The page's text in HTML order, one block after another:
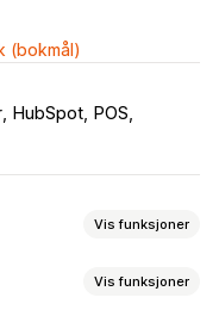
(bokmål)
HubSpot
POS
Vis funksjoner
Vis funksjoner